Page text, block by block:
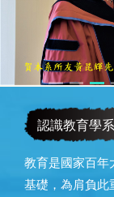
認識教育學系
教育是國家百年
基礎，為肩負此